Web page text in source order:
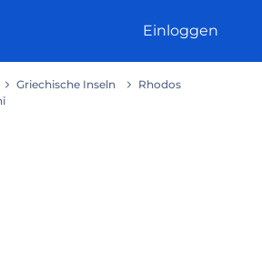
Einloggen
Griechische Inseln
Rhodos